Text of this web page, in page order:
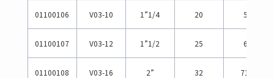
01100106 V03-10 1”1/4 20 54
01100107 V03-12 1”1/2 25 65
01100108 V03-16 2” 32 71.5